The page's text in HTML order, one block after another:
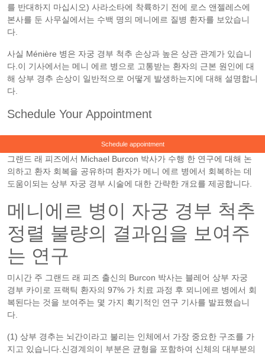
를 반대하지 마십시오) 사라소타에 착륙하기 전에 로스 앤젤레스에
본사를 둔 사무실에서는 수백 명의 메니에르 질병 환자를 보았습니
다.
사실 Ménière 병은 자궁 경부 척추 손상과 높은 상관 관계가 있습니
다.이 기사에서는 메니 에르 병으로 고통받는 환자의 근본 원인에 대
해 상부 경추 손상이 일반적으로 어떻게 발생하는지에 대해 설명합니
다.
Schedule Your Appointment
Schedule appointment
그랜드 래 피즈에서 Michael Burcon 박사가 수행 한 연구에 대해 논
의하고 환자 회복을 공유하며 환자가 메니 에르 병에서 회복하는 데
도움이되는 상부 자궁 경부 시술에 대한 간략한 개요를 제공합니다.
메니에르 병이 자궁 경부 척추
정렬 불량의 결과임을 보여주
는 연구
미시간 주 그랜드 래 피즈 출신의 Burcon 박사는 블레어 상부 자궁
경부 카이로 프랙틱 환자의 97% 가 치료 과정 후 뫼니에르 병에서 회
복된다는 것을 보여주는 몇 가지 획기적인 연구 기사를 발표했습니
다.
(1) 상부 경추는 뇌간이라고 불리는 인체에서 가장 중요한 구조를 가
지고 있습니다.신경계의이 부분은 균형을 포함하여 신체의 대부분의